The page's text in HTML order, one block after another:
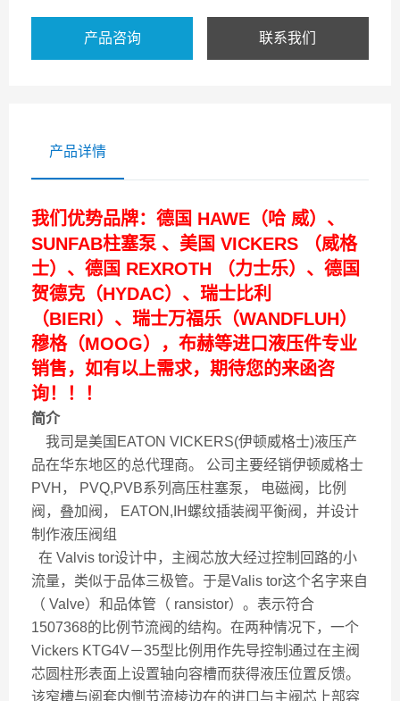
产品咨询 联系我们
产品详情
我们优势品牌：德国 HAWE（哈 威）、
SUNFAB柱塞泵 、美国 VICKERS （威格
士）、德国 REXROTH （力士乐）、德国
贺德克（HYDAC）、瑞士比利
（BIERI）、瑞士万福乐（WANDFLUH）
穆格（MOOG），布赫等进口液压件专业
销售，如有以上需求，期待您的来函咨
询！！！
简介
我司是美国EATON VICKERS(伊顿威格士)液压产
品在华东地区的总代理商。 公司主要经销伊顿威格士
PVH， PVQ,PVB系列高压柱塞泵， 电磁阀，比例
阀，叠加阀， EATON,IH螺纹插装阀平衡阀，并设计
制作液压阀组
在 Valvis tor设计中，主阀芯放大经过控制回路的小
流量，类似于品体三极管。于是Valis tor这个名字来自
（ Valve）和品体管（ ransistor）。表示符合
1507368的比例节流阀的结构。在两种情况下，一个
Vickers KTG4V－35型比例用作先导控制通过在主阀
芯圆柱形表面上设置轴向容槽而获得液压位置反馈。
该窄槽与阅套内惻节流棱边在的进口与主阀芯上部容